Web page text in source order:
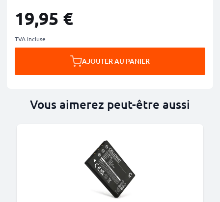
19,95 €
TVA incluse
AJOUTER AU PANIER
Vous aimerez peut-être aussi